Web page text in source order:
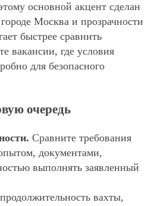
основной акцент сделан
Москва и прозрачности
быстрее сравнить
вакансии, где условия
для безопасного
очередь
Сравните требования
документами,
выполнять заявленный
вахты,